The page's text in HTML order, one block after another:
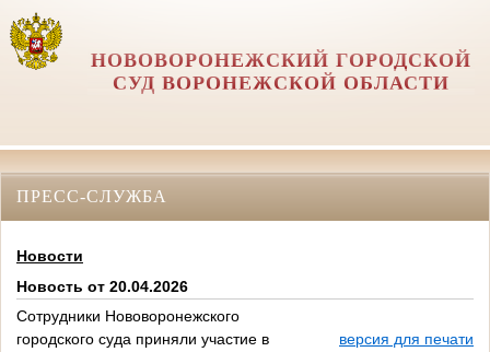
НОВОВОРОНЕЖСКИЙ ГОРОДСКОЙ
СУД ВОРОНЕЖСКОЙ ОБЛАСТИ
ПРЕСС-СЛУЖБА
Новости
Новость от 20.04.2026
Сотрудники Нововоронежского
городского суда приняли участие в
версия для печати